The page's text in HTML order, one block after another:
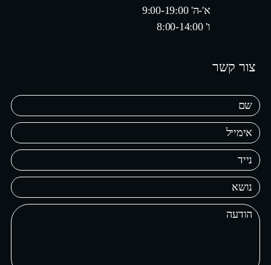
א'-ה' 9:00-19:00
ו' 8:00-14:00
צור קשר